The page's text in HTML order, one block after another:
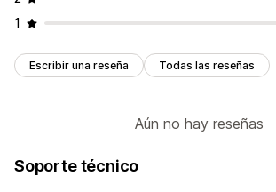
1
Escribir una reseña Todas las reseñas
Aún no hay reseñas
Soporte técnico